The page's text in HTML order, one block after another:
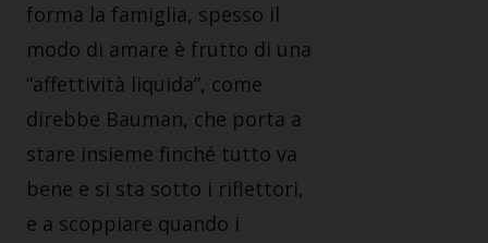
forma la famiglia, spesso il
modo di amare è frutto di una
“affettività liquida”, come
direbbe Bauman, che porta a
stare insieme finché tutto va
bene e si sta sotto i riflettori,
e a scoppiare quando i